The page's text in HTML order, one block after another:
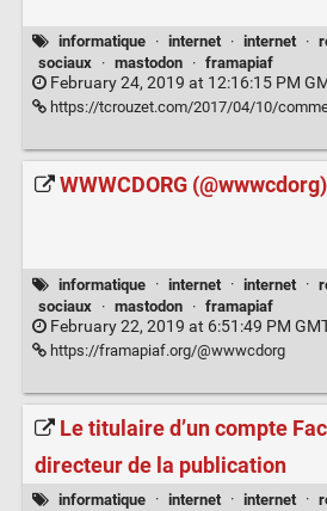
informatique · internet · internet ·
sociaux
· mastodon · framapiaf
February 24, 2019 at 12:16:15 PM
https://tcrouzet.com/2017/04/10/comment-
WWWCDORG (@wwwcdorg)
informatique · internet · internet ·
sociaux
· mastodon · framapiaf
February 22, 2019 at 6:51:49 PM
https://framapiaf.org/@wwwcdorg
Le titulaire d’un compte
directeur de la publication
informatique · internet · internet ·